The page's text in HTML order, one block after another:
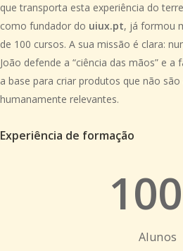
que transporta esta experiência do
como fundador do uiux.pt, já formou
de 100 cursos. A sua missão é clara:
João defende a “ciência das mãos” e
a base para criar produtos que não
humanamente relevantes.
Experiência de formação
Alunos